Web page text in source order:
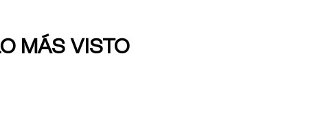
MÁS VISTO